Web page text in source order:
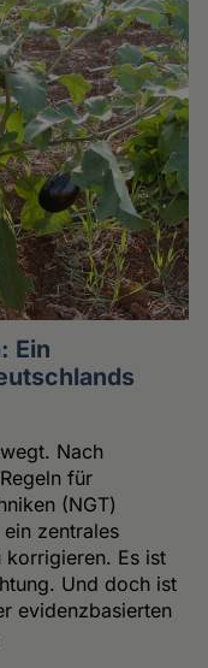
Ein
Nach
für
(NGT)
zentrales
Es ist
Und doch ist
evidenzbasierten